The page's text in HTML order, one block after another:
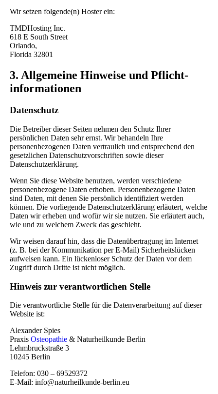
Wir setzen folgende(n) Hoster ein:
TMDHosting Inc.
618 E South Street
Orlando,
Florida 32801
3. Allgemeine Hinweise und Pflicht­
informationen
Datenschutz
Die Betreiber dieser Seiten nehmen den Schutz Ihrer
persönlichen Daten sehr ernst. Wir behandeln Ihre
personenbezogenen Daten vertraulich und entsprechend den
gesetzlichen Datenschutzvorschriften sowie dieser
Datenschutzerklärung.
Wenn Sie diese Website benutzen, werden verschiedene
personenbezogene Daten erhoben. Personenbezogene Daten
sind Daten, mit denen Sie persönlich identifiziert werden
können. Die vorliegende Datenschutzerklärung erläutert, welche
Daten wir erheben und wofür wir sie nutzen. Sie erläutert auch,
wie und zu welchem Zweck das geschieht.
Wir weisen darauf hin, dass die Datenübertragung im Internet
(z. B. bei der Kommunikation per E-Mail) Sicherheitslücken
aufweisen kann. Ein lückenloser Schutz der Daten vor dem
Zugriff durch Dritte ist nicht möglich.
Hinweis zur verantwortlichen Stelle
Die verantwortliche Stelle für die Datenverarbeitung auf dieser
Website ist:
Alexander Spies
Praxis Osteopathie & Naturheilkunde Berlin
Lehmbruckstraße 3
10245 Berlin
Telefon: 030 – 69529372
E-Mail: info@naturheilkunde-berlin.eu